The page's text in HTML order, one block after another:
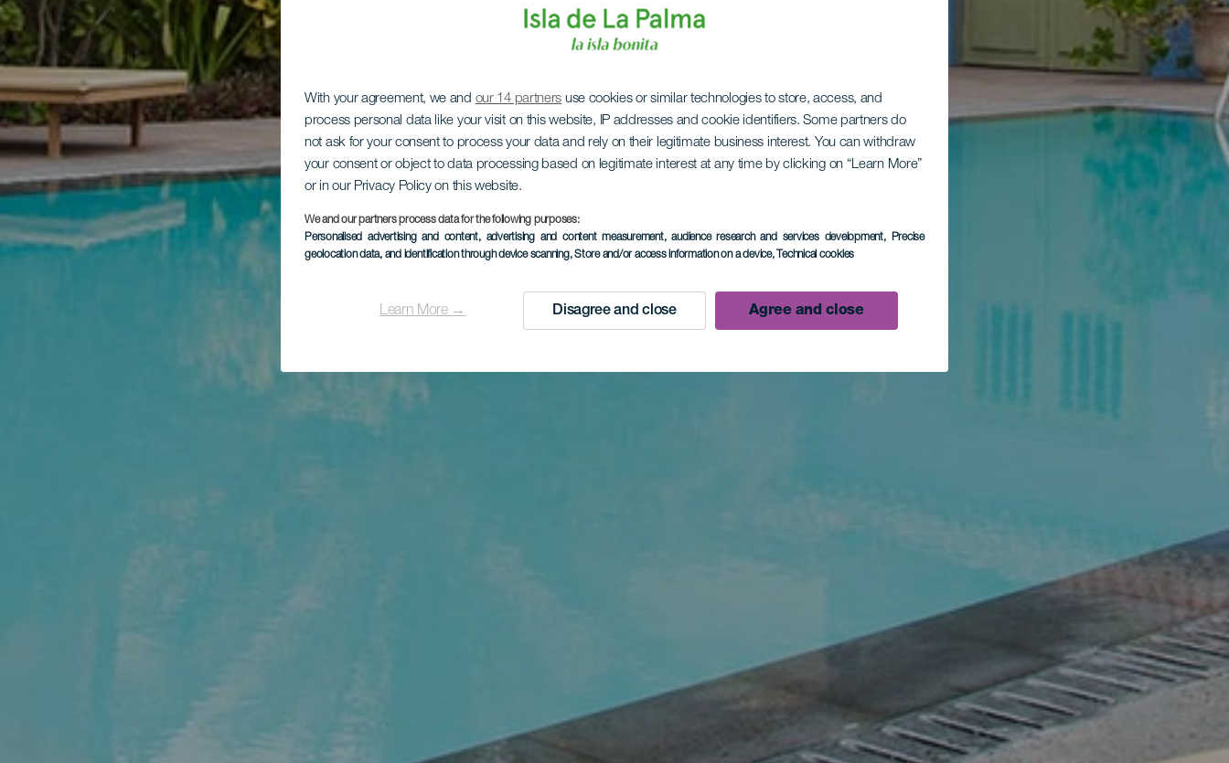
With your agreement, we and our 14 partners use cookies or similar technologies to store, access, and
process personal data like your visit on this website, IP addresses and cookie identifiers. Some partners do
not ask for your consent to process your data and rely on their legitimate business interest. You can withdraw
your consent or object to data processing based on legitimate interest at any time by clicking on “Learn More”
or in our Privacy Policy on this website.
We and our partners process data for the following purposes:
Personalised advertising and content, advertising and content measurement, audience research and services development, Precise
geolocation data, and identification through device scanning, Store and/or access information on a device, Technical cookies
Learn More → Disagree and close Agree and close